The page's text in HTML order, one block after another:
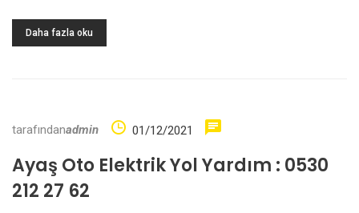
Daha fazla oku
tarafındanadmin 01/12/2021
Ayaş Oto Elektrik Yol Yardım : 0530
212 27 62